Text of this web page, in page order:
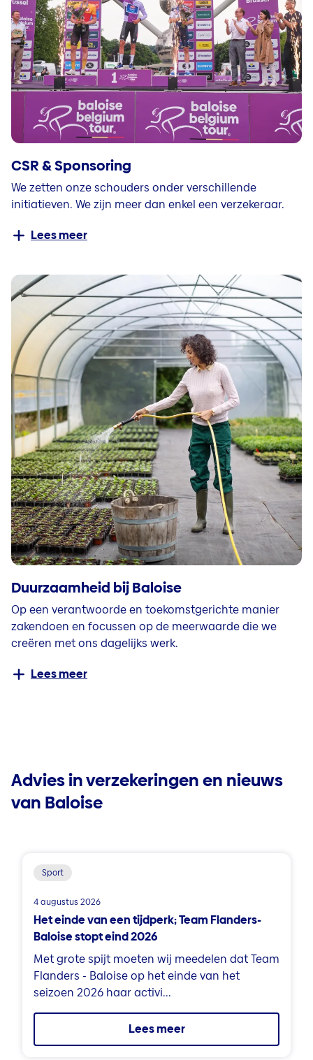
CSR & Sponsoring
We zetten onze schouders onder verschillende
initiatieven. We zijn meer dan enkel een verzekeraar.
Lees meer
Duurzaamheid bij Baloise
Op een verantwoorde en toekomstgerichte manier
zakendoen en focussen op de meerwaarde die we
creëren met ons dagelijks werk.
Lees meer
Advies in verzekeringen en nieuws
van Baloise
Sport
4 augustus 2026
Het einde van een tijdperk; Team Flanders-
Baloise stopt eind 2026
Met grote spijt moeten wij meedelen dat Team
Flanders - Baloise op het einde van het
seizoen 2026 haar activi...
Lees meer